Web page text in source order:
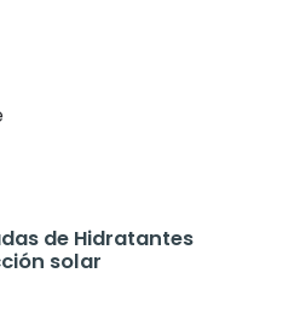
de Hidratantes
solar